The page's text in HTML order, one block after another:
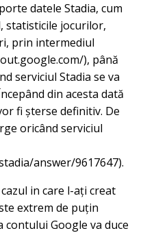
datele Stadia, cum
statisticile jocurilor,
prin intermediul
), până
serviciul Stadia se va
din acesta dată
fi șterse definitiv. De
oricând serviciul
answer/9617647).
in care l-ați creat
extrem de puțin
Google va duce